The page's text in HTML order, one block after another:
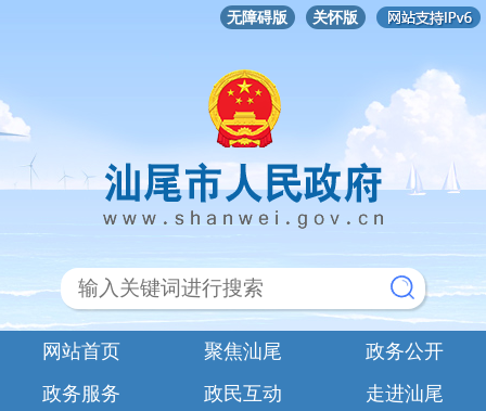
无障碍版 关怀版
网站首页 聚焦汕尾
政务公开
政务服务
政民互动 走进汕尾